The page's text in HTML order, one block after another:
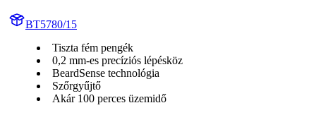
BT5780/15
Tiszta fém pengék
0,2 mm-es precíziós lépésköz
BeardSense technológia
Szőrgyűjtő
Akár 100 perces üzemidő